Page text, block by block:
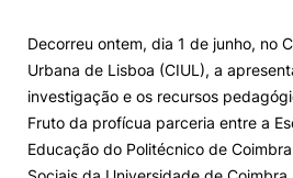
Alunos
Knowledge Factory
Decorreu ontem, dia 1 de junho, no
Urbana de Lisboa (CIUL), a
investigação e os recursos
Fruto da profícua parceria entre a
Educação do Politécnico de